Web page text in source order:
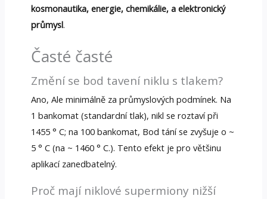
kosmonautika, energie, chemikálie, a elektronický
průmysl.
Časté časté
Změní se bod tavení niklu s tlakem?
Ano, Ale minimálně za průmyslových podmínek. Na
1 bankomat (standardní tlak), nikl se roztaví při
1455 ° C; na 100 bankomat, Bod tání se zvyšuje o ~
5 ° C (na ~ 1460 ° C.). Tento efekt je pro většinu
aplikací zanedbatelný.
Proč mají niklové supermiony nižší